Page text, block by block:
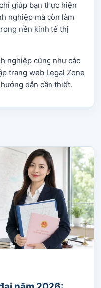
giúp bạn thực hiện
nghiệp mà còn làm
nền kinh tế thị
nghiệp cũng như các
trang web Legal Zone
dẫn cần thiết.